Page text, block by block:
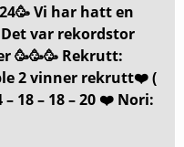
Vi har hatt en
var rekordstor
🥳🥳🥳 Rekrutt:
2 vinner rekrutt❤️ (
18 – 18 – 20 ❤️ Nori: